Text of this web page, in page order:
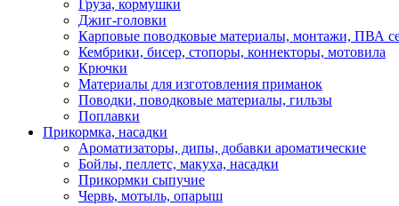
Груза, кормушки
Джиг-головки
Карповые поводковые материалы, монтажи, ПВА
Кембрики, бисер, стопоры, коннекторы, мотовила
Крючки
Материалы для изготовления приманок
Поводки, поводковые материалы, гильзы
Поплавки
Прикормка, насадки
Ароматизаторы, дипы, добавки ароматические
Бойлы, пеллетс, макуха, насадки
Прикормки сыпучие
Червь, мотыль, опарыш